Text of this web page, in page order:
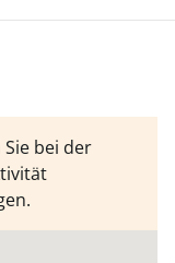
einfach eine 4-
bei der